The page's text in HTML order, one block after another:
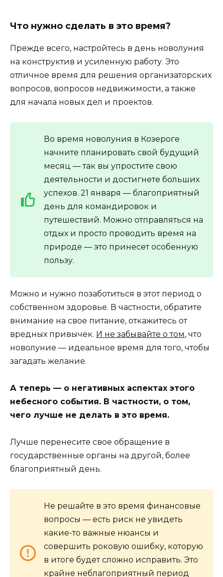
Что нужно сделать в это время?
Прежде всего, настройтесь в день новолуния
на конструктив и усиленную работу. Это
отличное время для решения организаторских
вопросов, вопросов недвижимости, а также
для начала новых дел и проектов.
Во время новолуния в Козероге
начните планировать свой будущий
месяц — так вы упростите свою
деятельности и достигнете больших
успехов. 21 января — благоприятный
день для командировок и
путешествий. Можно отправляться на
отдых и просто проводить время на
природе — это принесет особенную
пользу.
Можно и нужно позаботиться в этот период о
собственном здоровье. В частности, обратите
внимание на свое питание, откажитесь от
вредных привычек. И не забывайте о том, что
новолуние — идеальное время для того, чтобы
загадать желание.
А теперь — о негативных аспектах этого
небесного события. В частности, о том,
чего лучше не делать в это время.
Лучше перенесите свое обращение в
государственные органы на другой, более
благоприятный день.
Не решайте в это время финансовые
вопросы — есть риск не увидеть
какие-то важные нюансы и
совершить роковую ошибку, которую
в итоге будет сложно исправить. Это
крайне неблагоприятный период